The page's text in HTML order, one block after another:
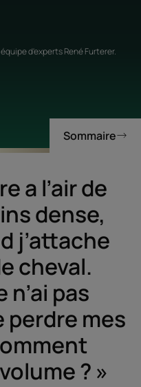
d'experts René Furterer.
Sommaire
a l’air de
dense,
j’attache
cheval.
pas
perdre mes
? »